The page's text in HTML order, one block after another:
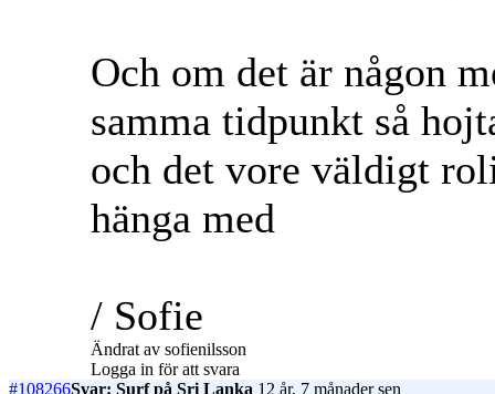
Och om det är någon
samma tidpunkt så
och det vore väldigt
hänga med
/ Sofie
Ändrat av sofienilsson
Logga in för att svara
#108266Svar: Surf på Sri Lanka 12 år, 7 månader sen